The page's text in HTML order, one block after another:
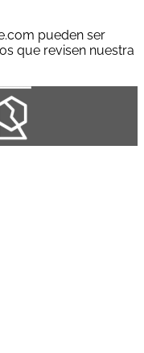
pueden ser
que revisen nuestra